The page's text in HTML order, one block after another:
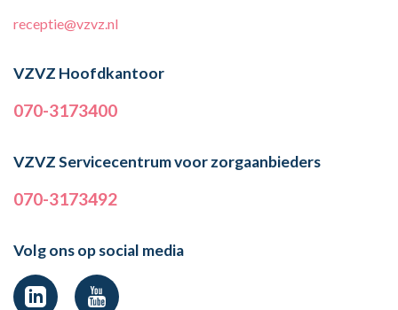
receptie@vzvz.nl
VZVZ Hoofdkantoor
070-3173400
VZVZ Servicecentrum voor zorgaanbieders
070-3173492
Volg ons op social media